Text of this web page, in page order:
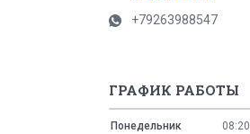
+79263988547
ГРАФИК РАБОТЫ
Понедельник 08:20